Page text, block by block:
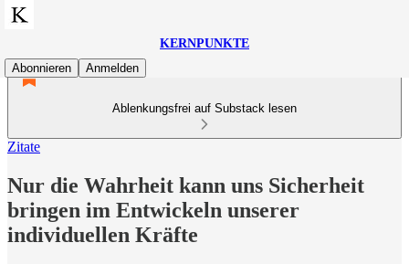
KERNPUNKTE
Abonnieren
Anmelden
Ablenkungsfrei auf Substack lesen
Zitate
Nur die Wahrheit kann uns Sicherheit
bringen im Entwickeln unserer
individuellen Kräfte